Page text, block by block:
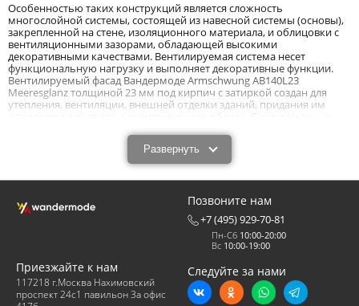
Особенностью таких конструкций является сложность
многослойной системы, состоящей из навесной системы (основы),
закрепленной на стене, изоляционного материала, и облицовки с
вентиляционными зазорами, обладающей высокими
декоративными качествами. Вентилируемая система несет
функциональную нагрузку и выполняет декоративные функции.
Вентилируемый фасад Вандермоде Armschwung AB140L23
Meeresglanz толщиной 23 мм под кирпич с затиркой создан для
утепления, вентиляции, внешней отделки зданий, придания им
деревянные, каркасные, бревенчатые, и другие подобные
постройки легко превращаются в каменные с дополнительным
Характеристики и назначения вентилируемого
фасада Wandermode Armschwung AB140L23
Meeresglanz толщиной 23 мм под кирпич с
Наш черный вентилируемый фасад Wandermode Armschwung
AB140L23 Meeresglanz под кирпич с затиркой формата Long 440 и
размером 440x52x23 мм представляет собой систему,
закрепленную к стенам или несущим конструкциям зданий и
сооружений при помощи специальных оснований в виде
Развернуть
Позвоните нам
+7 (495) 929-70-81
Пн-Сб 10:00-20:00
Вс 10:00-19:00
Приезжайте к нам
117218 г.Москва Нахимовский
проспект 24с1 павильон 3а офис
Следуйте за нами